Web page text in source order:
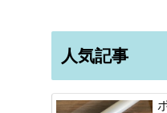
人気記事